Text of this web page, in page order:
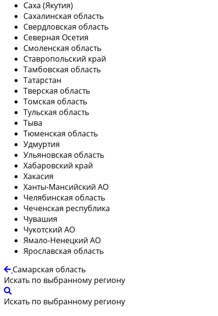
Саха (Якутия)
Сахалинская область
Свердловская область
Северная Осетия
Смоленская область
Ставропольский край
Тамбовская область
Татарстан
Тверская область
Томская область
Тульская область
Тыва
Тюменская область
Удмуртия
Ульяновская область
Хабаровский край
Хакасия
Ханты-Мансийский АО
Челябинская область
Чеченская республика
Чувашия
Чукотский АО
Ямало-Ненецкий АО
Ярославская область
Самарская область
Искать по выбранному региону
Искать по выбранному региону